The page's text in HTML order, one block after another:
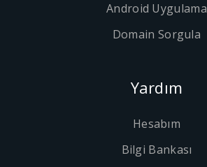
Android Uygulama
Domain Sorgula
Yardım
Hesabım
Bilgi Bankası